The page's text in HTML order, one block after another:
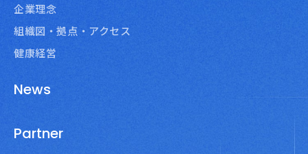
企業理念
組織図・拠点・アクセス
健康経営
News
Partner